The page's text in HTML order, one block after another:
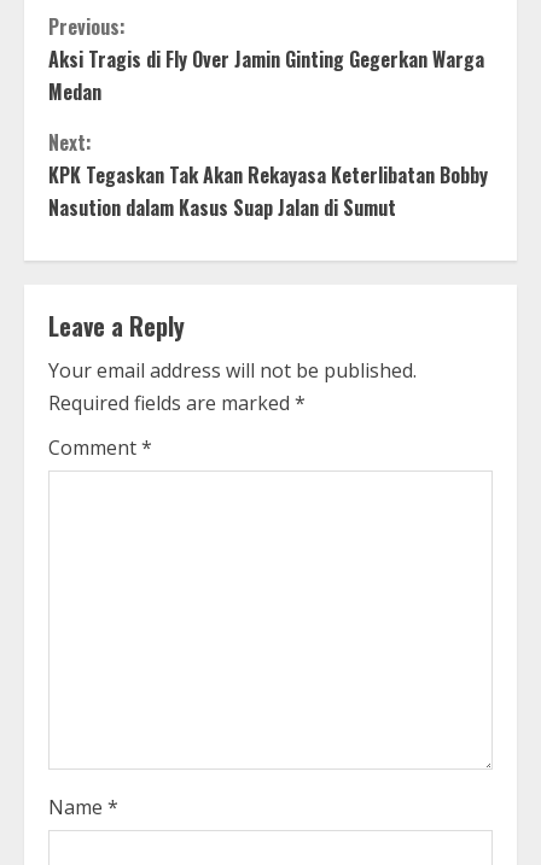
C
o
n
t
u
e
R
e
Previous:
Aksi Tragis di Fly Over Jamin Ginting Gegerkan Warga
Medan
Next:
KPK Tegaskan Tak Akan Rekayasa Keterlibatan Bobby
Nasution dalam Kasus Suap Jalan di Sumut
Leave a Reply
Your email address will not be published.
Required fields are marked *
Comment*
Name *